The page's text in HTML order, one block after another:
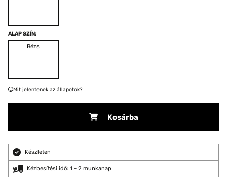
ALAP SZÍN:
Bézs
Mit jelentenek az állapotok?
Kosárba
Készleten
Kézbesítési idő: 1 - 2 munkanap